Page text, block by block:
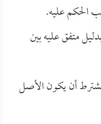
الحكم عليه.
متفق عليه بين
يشترط أن يكون الأصل